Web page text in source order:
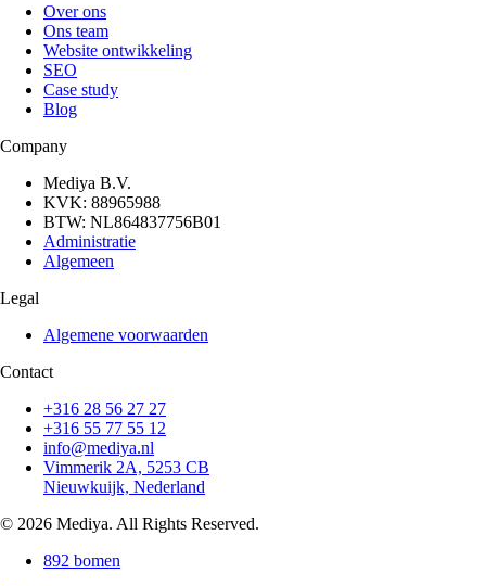
Over ons
Ons team
Website ontwikkeling
SEO
Case study
Blog
Company
Mediya B.V.
KVK: 88965988
BTW: NL864837756B01
Administratie
Algemeen
Legal
Algemene voorwaarden
Contact
+316 28 56 27 27
+316 55 77 55 12
info@mediya.nl
Vimmerik 2A, 5253 CB
Nieuwkuijk, Nederland
© 2026 Mediya. All Rights Reserved.
892 bomen